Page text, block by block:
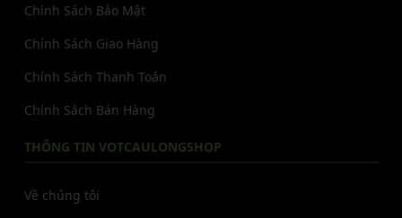
Chính Sách Bảo Mật
Chính Sách Giao Hàng
Chính Sách Thanh Toán
Chính Sách Bán Hàng
THÔNG TIN VOTCAULONGSHOP
Về chúng tôi